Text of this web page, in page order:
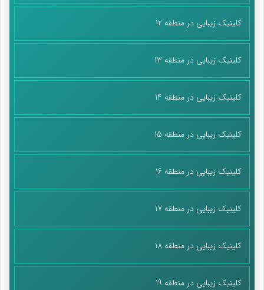
کلینیک زیبایی در منطقه 12
کلینیک زیبایی در منطقه 13
کلینیک زیبایی در منطقه 14
کلینیک زیبایی در منطقه 15
کلینیک زیبایی در منطقه 16
کلینیک زیبایی در منطقه 17
کلینیک زیبایی در منطقه 18
کلینیک زیبایی در منطقه 19